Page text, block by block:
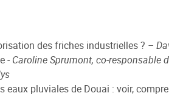
des friches industrielles ? –
- Caroline Sprumont, co-responsable
pluviales de Douai : voir,